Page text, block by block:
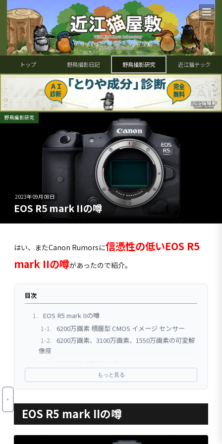
トップ 野鳥撮影日記 野鳥撮影研究 近江猫テック
野鳥撮影研究
2023年09月08日
EOS R5 mark IIの噂
はい、またCanon Rumorsに信憑性の低いEOS R5
mark IIの噂があったので紹介。
目次
1.
EOS R5 mark IIの噂
1-1. 6200万画素 積層型 CMOS イメージ センサー
1-2. 6200万画素、3100万画素、1550万画素の可変解
像度
DIGIC X2sプロセッサー
もっと見る
EOS R5 mark IIの噂